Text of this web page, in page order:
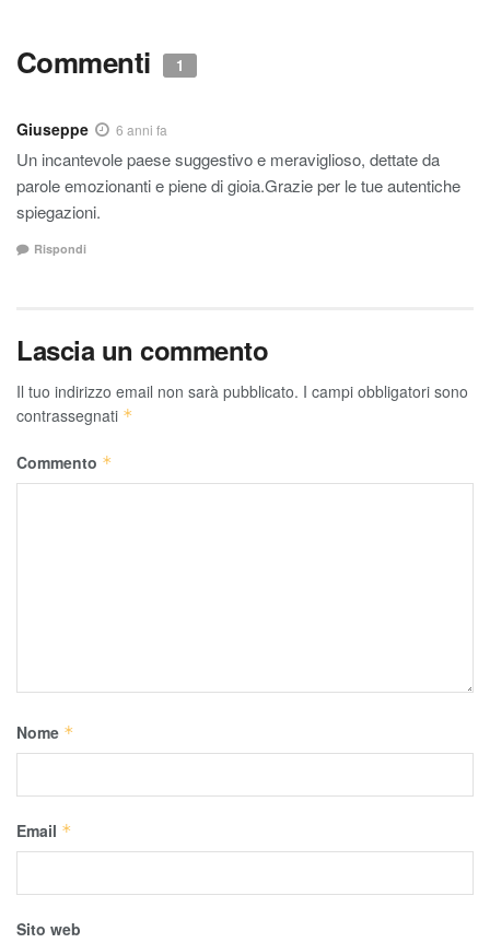
Commenti 1
Giuseppe 6 anni fa
Un incantevole paese suggestivo e meraviglioso, dettate da
parole emozionanti e piene di gioia.Grazie per le tue autentiche
spiegazioni.
Rispondi
Lascia un commento
Il tuo indirizzo email non sarà pubblicato. I campi obbligatori sono
contrassegnati *
Commento *
Nome *
Email *
Sito web